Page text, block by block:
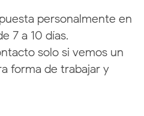
personalmente en
7 a 10 días.
solo si vemos un
forma de trabajar y